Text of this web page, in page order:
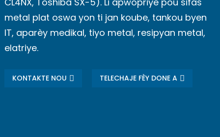
metal plat oswa yon ti jan koube, tankou byen
IT, aparèy medikal, tiyo metal, resipyan metal,
elatriye.
KONTAKTE NOU TELECHAJE FÈY DONE A